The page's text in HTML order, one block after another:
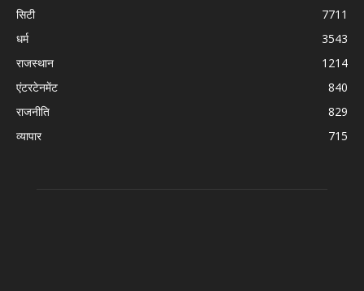
सिटी
7711
धर्म
3543
राजस्थान
1214
एंटरटेनमेंट
840
राजनीति
829
व्यापार
715